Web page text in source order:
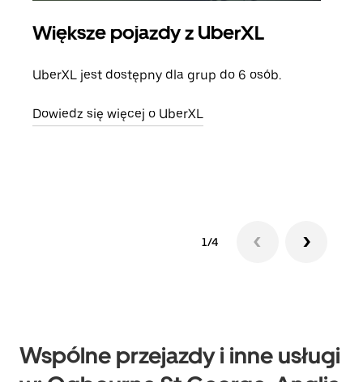
Większe pojazdy z UberXL
UberXL jest dostępny dla grup do 6 osób.
Dowiedz się więcej o UberXL
1/4
Wspólne przejazdy i inne usługi